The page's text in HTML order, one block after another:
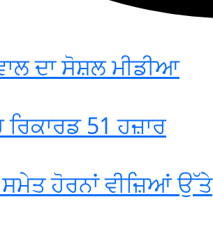
ਦਾ ਸੋਸ਼ਲ ਮੀਡੀਆ
51 ਹਜ਼ਾਰ
ਸਮੇਤ ਹੋਰਨਾਂ ਵੀਜ਼ਿਆਂ ਉੱਤੇ